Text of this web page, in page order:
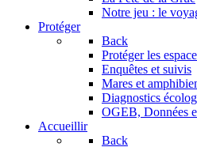
Notre jeu : le
Protéger
Back
Protéger les
Enquêtes et suivis
Mares et
Diagnostics
OGEB, Données
Accueillir
Back